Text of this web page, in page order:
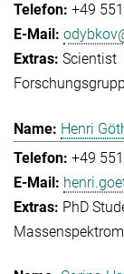
+49
Scientist
Henri
+49
PhD